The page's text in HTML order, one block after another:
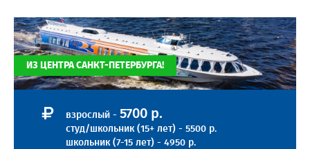
ИЗ ЦЕНТРА САНКТ-ПЕТЕРБУРГА!
взрослый - 5700 р.
студ/школьник (15+ лет) - 5500 р.
школьник (7-15 лет) - 4950 р.